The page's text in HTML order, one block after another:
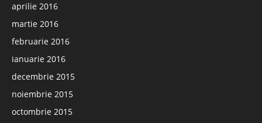
aprilie 2016
martie 2016
februarie 2016
ianuarie 2016
decembrie 2015
noiembrie 2015
octombrie 2015